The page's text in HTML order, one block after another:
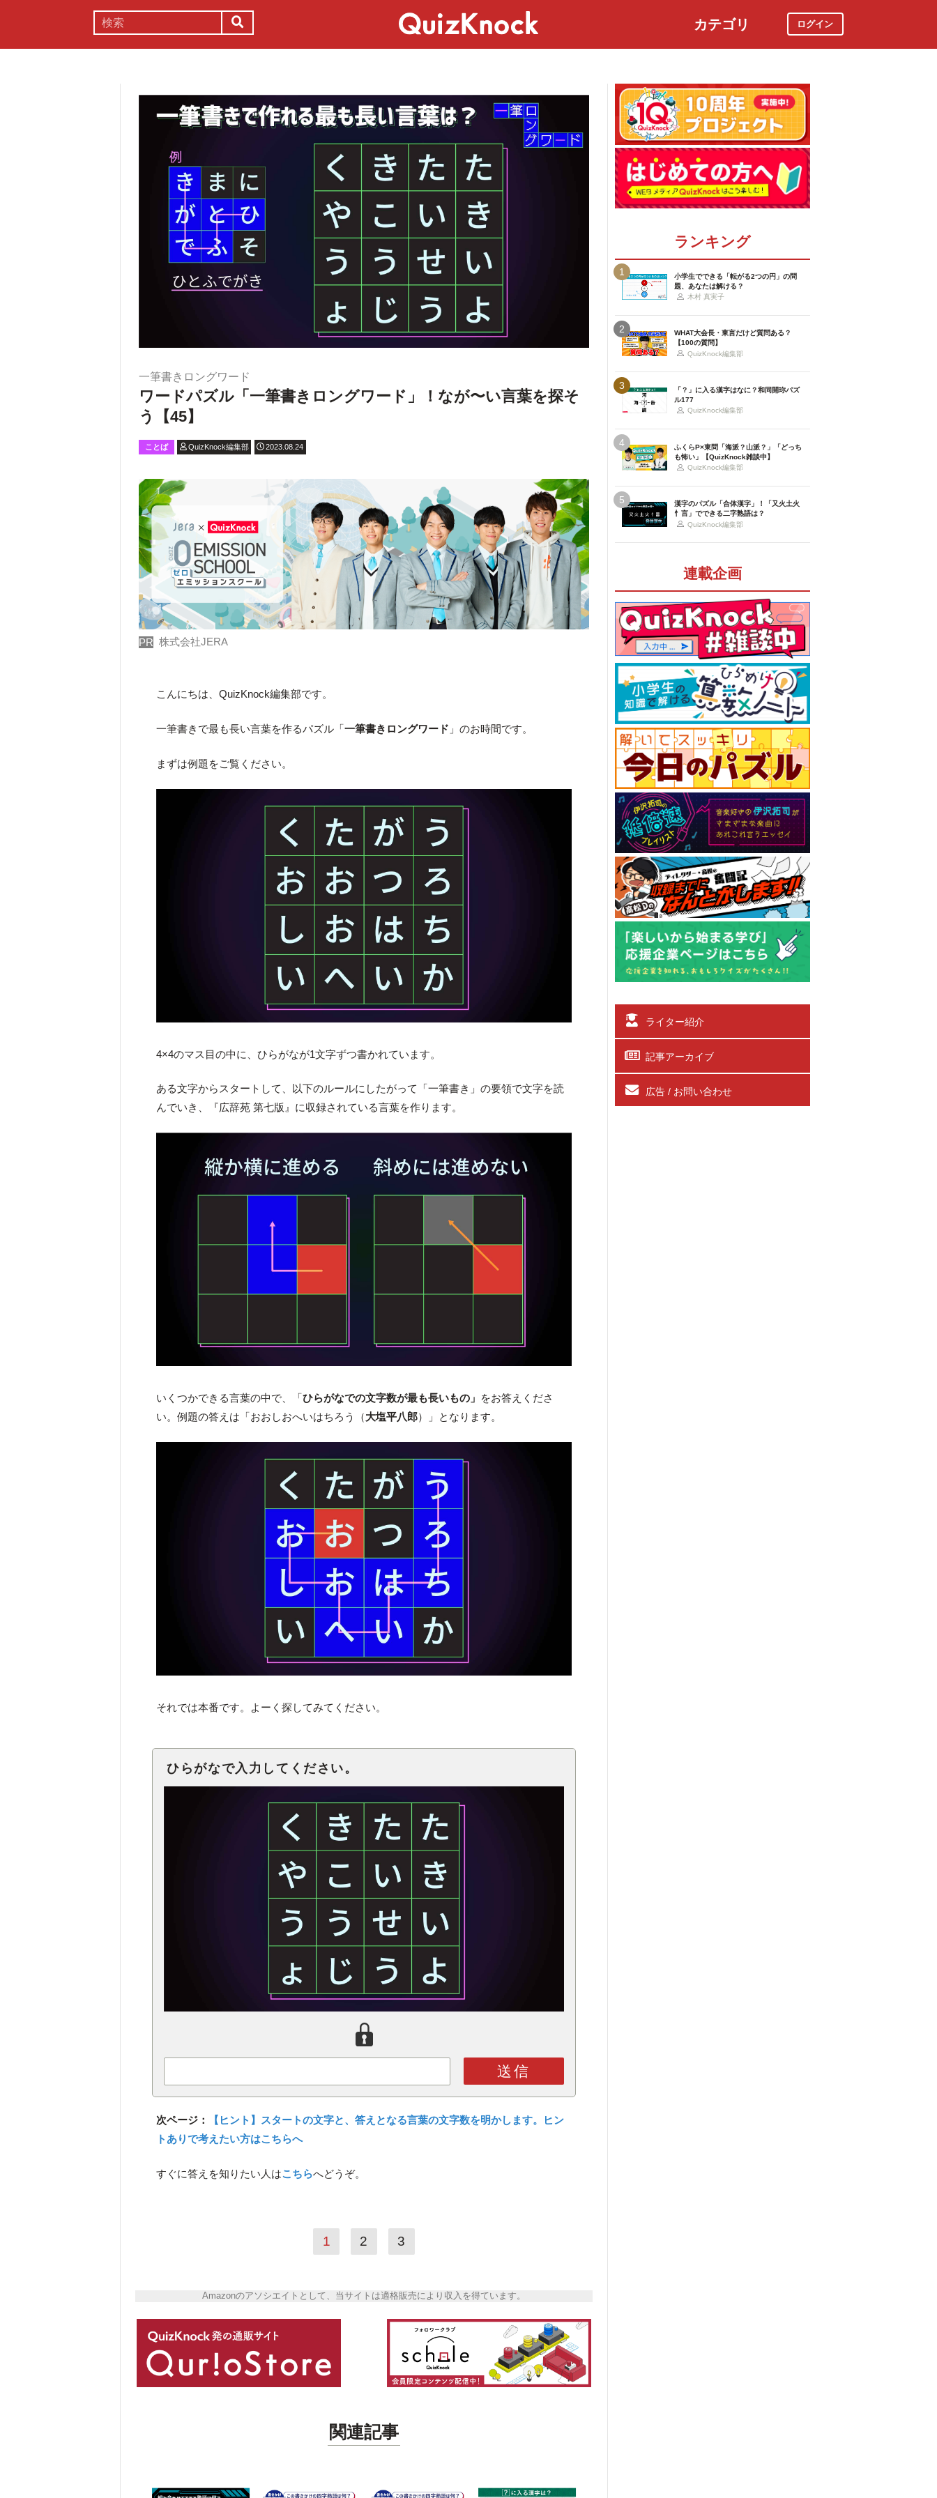
カテゴリ ログイン
一筆書きロングワード
ワードパズル「一筆書きロングワード」！なが〜い言葉を探そ
う【45】
ことば QuizKnock編集部 2023.08.24
PR 株式会社JERA
こんにちは、QuizKnock編集部です。
一筆書きで最も長い言葉を作るパズル「一筆書きロングワード 」のお時間です。
まずは例題をご覧ください。
4×4のマス目の中に、ひらがなが1文字ずつ書かれています。
ある文字からスタートして、以下のルールにしたがって「一筆書き」の要領で文字を読
んでいき、『広辞苑 第七版』に収録されている言葉を作ります。
いくつかできる言葉の中で、「ひらがなでの文字数が最も長いもの」 をお答えくださ
い。例題の答えは「おおしおへいはちろう（大塩平八郎）」となります。
それでは本番です。よーく探してみてください。
ひらがなで入力してください。
送信
次ページ：
【ヒント】スタートの文字と、答えとなる言葉の文字数を明かします。ヒン
トありで考えたい方はこちらへ
すぐに答えを知りたい人はこちらへどうぞ。
1 2 3
Amazonのアソシエイトとして、当サイトは適格販売により収入を得ています。
関連記事
ランキング
1
小学生でできる「転がる2つの円」の問
題、あなたは解ける？
木村 真実子
2
WHAT大会長・東言だけど質問ある？
【100の質問】
QuizKnock編集部
3
「？」に入る漢字はなに？和同開珎パズ
ル177
QuizKnock編集部
4
ふくらP×東問「海派？山派？」「どっち
も怖い」【QuizKnock雑談中】
QuizKnock編集部
5
漢字のパズル「合体漢字」！「又火土火
忄言」でできる二字熟語は？
QuizKnock編集部
連載企画
ライター紹介
記事アーカイブ
広告 / お問い合わせ